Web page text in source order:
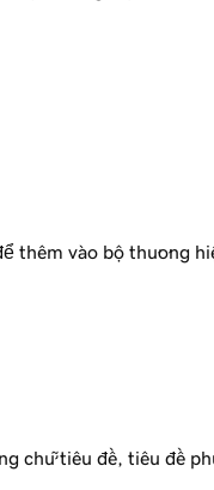
thêm vào bộ thương
chữ tiêu đề, tiêu đề